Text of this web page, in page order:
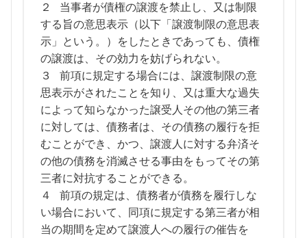
２ 当事者が債権の譲渡を禁止し、又は制限
する旨の意思表示（以下「譲渡制限の意思表
示」という。）をしたときであっても、債権
の譲渡は、その効力を妨げられない。
３ 前項に規定する場合には、譲渡制限の意
思表示がされたことを知り、又は重大な過失
によって知らなかった譲受人その他の第三者
に対しては、債務者は、その債務の履行を拒
むことができ、かつ、譲渡人に対する弁済そ
の他の債務を消滅させる事由をもってその第
三者に対抗することができる。
４ 前項の規定は、債務者が債務を履行しな
い場合において、同項に規定する第三者が相
当の期間を定めて譲渡人への履行の催告を